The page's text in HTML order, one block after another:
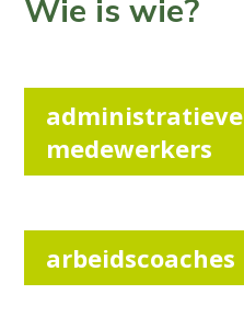
Wie is wie?
administratieve
medewerkers
arbeidscoaches